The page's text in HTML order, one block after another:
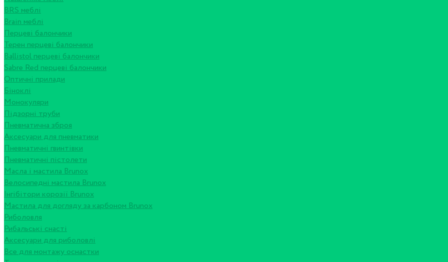
BRS меблі
Brain меблі
Перцеві балончики
Терен перцеві балончики
Ballistol перцеві балончики
Sabre Red перцеві балончики
Оптичні прилади
Біноклі
Монокуляри
Підзорні труби
Пневматична зброя
Аксесуари для пневматики
Пневматичні гвинтівки
Пневматичні пістолети
Масла і мастила Brunox
Велосипедні мастила Brunox
Інгібітори корозії Brunox
Мастила для догляду за карбоном Brunox
Риболовля
Рибальські снасті
Аксесуари для риболовлі
Все для монтажу оснастки